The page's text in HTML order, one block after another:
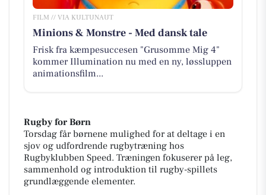
FILM // VIA KULTUNAUT
Minions & Monstre - Med dansk tale
Frisk fra kæmpesuccesen "Grusomme Mig 4"
kommer Illumination nu med en ny, løssluppen
animationsfilm...
Rugby for Børn
Torsdag får børnene mulighed for at deltage i en
sjov og udfordrende rugbytræning hos
Rugbyklubben Speed. Træningen fokuserer på leg,
sammenhold og introduktion til rugby-spillets
grundlæggende elementer.